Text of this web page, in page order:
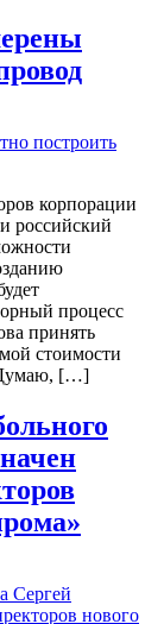
корпорации
российский
процесс
принять
стоимости
Думаю, […]